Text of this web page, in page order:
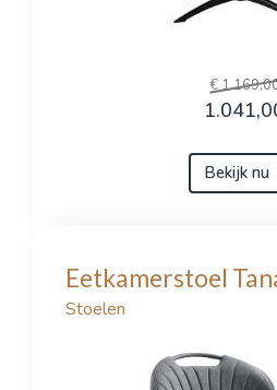
€
Bekijk nu
Eetkamerstoel
Stoelen